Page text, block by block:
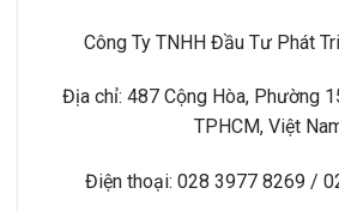
Công Ty TNHH Đầu Tư Phát
Địa chỉ: 487 Cộng Hòa, Phường
TPHCM, Việt
Điện thoại: 028 3977 8269 /